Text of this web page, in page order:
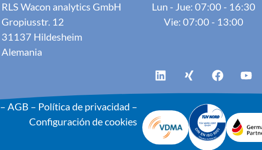
RLS Wacon analytics GmbH
Gropiusstr. 12
31137 Hildesheim
Alemania
Lun - Jue: 07:00 - 16:30
Vie: 07:00 - 13:00
– AGB – Política de privacidad –
Configuración de cookies